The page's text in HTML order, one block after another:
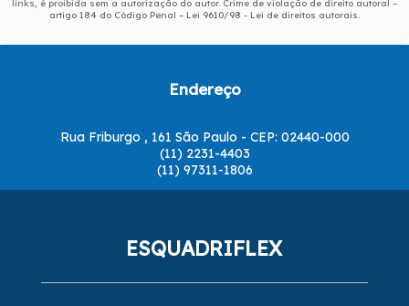
links, é proibida sem a autorização do autor. Crime de violação de direito autoral –
artigo 184 do Código Penal – Lei 9610/98 - Lei de direitos autorais
Endereço
Rua Friburgo , 161 São Paulo - CEP: 02440-000
(11) 2231-4403
(11) 97311-1806
ESQUADRIFLEX